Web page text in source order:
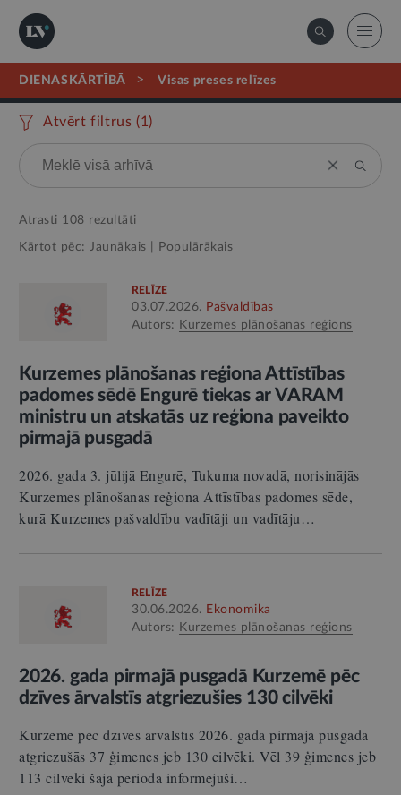
DIENASKĀRTĪBĀ > visas preses relīzes
Atvērt filtrus (1 )
Atrasti 108 rezultāti
Kārtot pēc: Jaunākais Populārākais
RELĪZE
03.07.2026. Pašvaldības
Autors:
Kurzemes plānošanas reģions
Kurzemes plānošanas reģiona Attīstības
padomes sēdē Engurē tiekas ar VARAM
ministru un atskatās uz reģiona paveikto
pirmajā pusgadā
2026. gada 3. jūlijā Engurē, Tukuma novadā, norisinājās
Kurzemes plānošanas reģiona Attīstības padomes sēde,
kurā Kurzemes pašvaldību vadītāji un vadītāju…
RELĪZE
30.06.2026. Ekonomika
Autors:
Kurzemes plānošanas reģions
2026. gada pirmajā pusgadā Kurzemē pēc
dzīves ārvalstīs atgriezušies 130 cilvēki
Kurzemē pēc dzīves ārvalstīs 2026. gada pirmajā pusgadā
atgriezušās 37 ģimenes jeb 130 cilvēki. Vēl 39 ģimenes jeb
113 cilvēki šajā periodā informējuši…